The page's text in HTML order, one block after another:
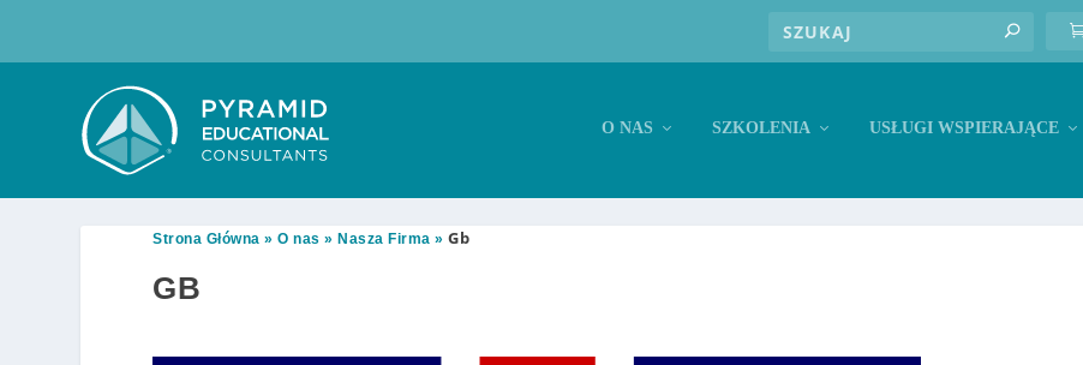
O NAS SZKOLENIA USŁUGI WSPIERAJĄCE
Strona Główna »O nas »Nasza Firma »Gb
GB